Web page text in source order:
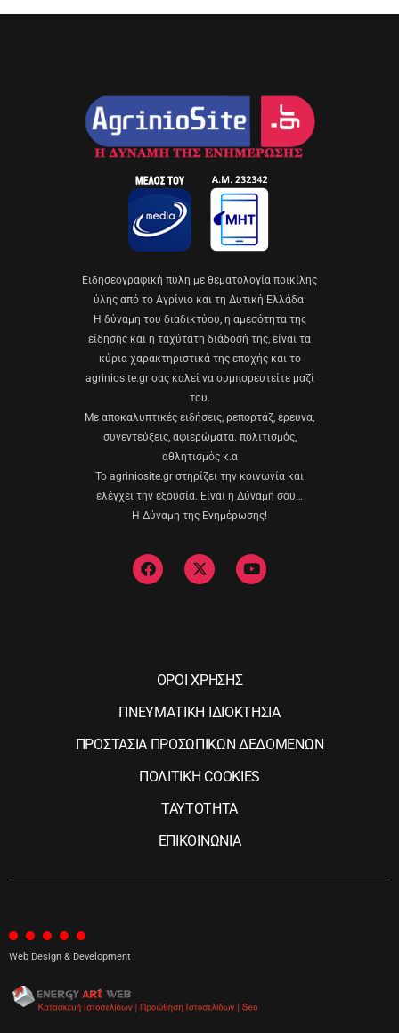
Eιδησεογραφική πύλη με θεματολογία ποικίλης
ύλης από το Αγρίνιο και τη Δυτική Ελλάδα.
Η δύναμη του διαδικτύου, η αμεσότητα της
είδησης και η ταχύτατη διάδοσή της, είναι τα
κύρια χαρακτηριστικά της εποχής και το
agriniosite.gr σας καλεί να συμπορευτείτε μαζί
του.
Με αποκαλυπτικές ειδήσεις, ρεπορτάζ, έρευνα,
συνεντεύξεις, αφιερώματα. πολιτισμός,
αθλητισμός κ.α
Το agriniosite.gr στηρίζει την κοινωνία και
ελέγχει την εξουσία. Είναι η Δύναμη σου…
Η Δύναμη της Ενημέρωσης!
ΟΡΟΙ ΧΡΗΣΗΣ
ΠΝΕΥΜΑΤΙΚΗ ΙΔΙΟΚΤΗΣΙΑ
ΠΡΟΣΤΑΣΙΑ ΠΡΟΣΩΠΙΚΩΝ ΔΕΔΟΜΕΝΩΝ
ΠΟΛΙΤΙΚΗ COOKIES
ΤΑΥΤΟΤΗΤΑ
ΕΠΙΚΟΙΝΩΝΙΑ
Web Design & Development